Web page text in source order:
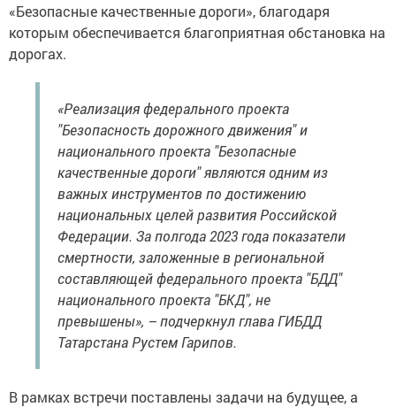
«Безопасные качественные дороги», благодаря
которым обеспечивается благоприятная обстановка на
дорогах.
«Реализация федерального проекта
"Безопасность дорожного движения" и
национального проекта "Безопасные
качественные дороги" являются одним из
важных инструментов по достижению
национальных целей развития Российской
Федерации. За полгода 2023 года показатели
смертности, заложенные в региональной
составляющей федерального проекта "БДД"
национального проекта "БКД", не
превышены», – подчеркнул глава ГИБДД
Татарстана Рустем Гарипов.
В рамках встречи поставлены задачи на будущее, а